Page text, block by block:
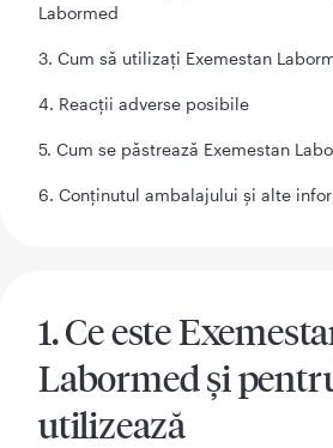
Labormed
3. Cum să utilizați Exemestan
4. Reacții adverse posibile
5. Cum se păstrează Exemestan
6. Conținutul ambalajului și alte
1. Ce este
Labormed și
utilizează